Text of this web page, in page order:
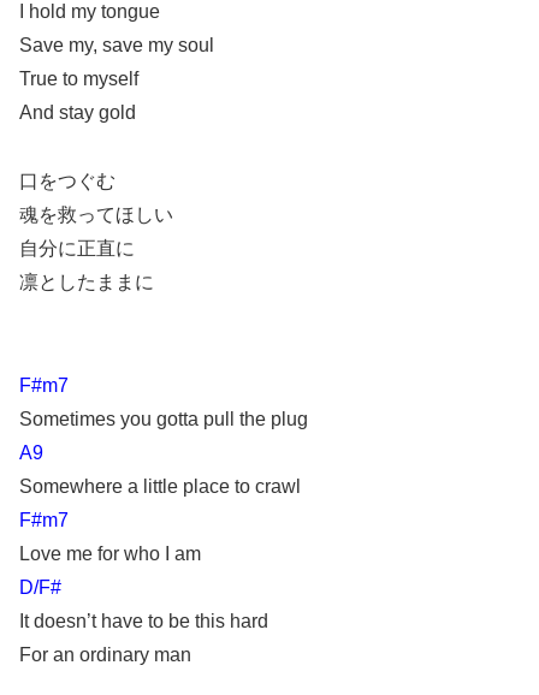
I hold my tongue
Save my, save my soul
True to myself
And stay gold
口をつぐむ
魂を救ってほしい
自分に正直に
凛としたままに
F#m7
Sometimes you gotta pull the plug
A9
Somewhere a little place to crawl
F#m7
Love me for who I am
D/F#
It doesn’t have to be this hard
For an ordinary man